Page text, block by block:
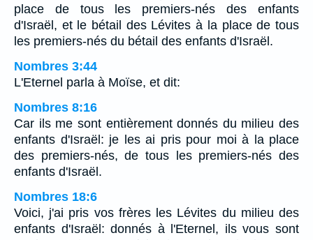
place de tous les premiers-nés des enfants
d'Israël, et le bétail des Lévites à la place de tous
les premiers-nés du bétail des enfants d'Israël.
Nombres 3:44
L'Eternel parla à Moïse, et dit:
Nombres 8:16
Car ils me sont entièrement donnés du milieu des
enfants d'Israël: je les ai pris pour moi à la place
des premiers-nés, de tous les premiers-nés des
enfants d'Israël.
Nombres 18:6
Voici, j'ai pris vos frères les Lévites du milieu des
enfants d'Israël: donnés à l'Eternel, ils vous sont